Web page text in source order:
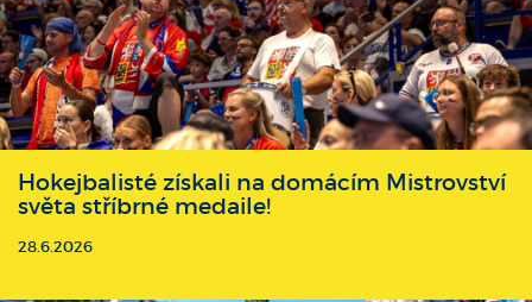
Hokejbalisté získali na domácím Mistrovství
světa stříbrné medaile!
28.6.2026